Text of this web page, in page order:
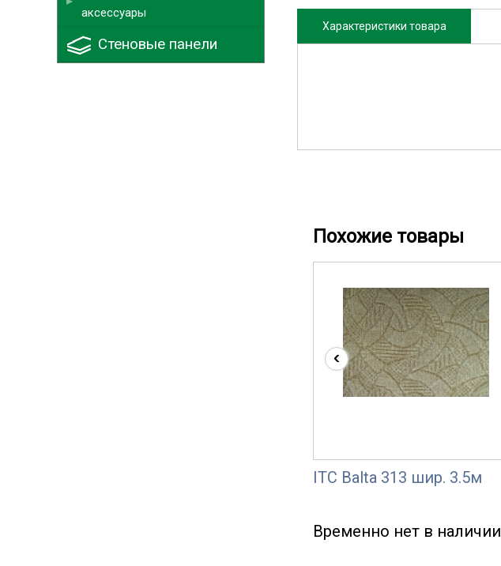
Характеристики товара
Похожие товары
ITC Balta 313 шир. 3.5м
Временно нет в наличии
‹
аксессуары
Стеновые панели